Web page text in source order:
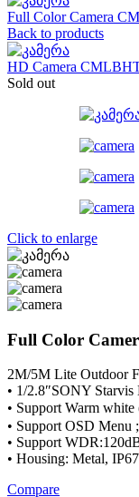
Full Color Camera
Back to products
HD Camera
Sold out
Click to enlarge
Full Color
2M/5M Lite Outdoor
• 1/2.8″SONY
• Support Warm
• Support OSD Menu ;
• Support
• Housing: Metal, IP67
Compare